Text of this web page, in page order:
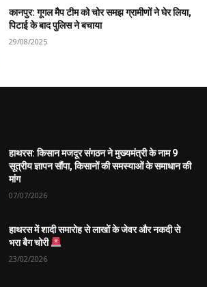
कानपुर: गूगल मैप टीम को चोर समझ ग्रामीणों ने घेर लिया,
पिटाई के बाद पुलिस ने बचाया
29/08/2025
हाथरस: किसान मजदूर संगठन ने मुख्यमंत्री के नाम 9
सूत्रीय ज्ञापन सौंपा, किसानों की समस्याओं के समाधान की
मांग
07/07/2026
हाथरस में शादी समारोह से लाखों के जेवर और नकदी से
भरा बैग चोरी
23/02/2026